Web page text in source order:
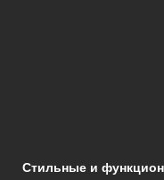
Стильные и